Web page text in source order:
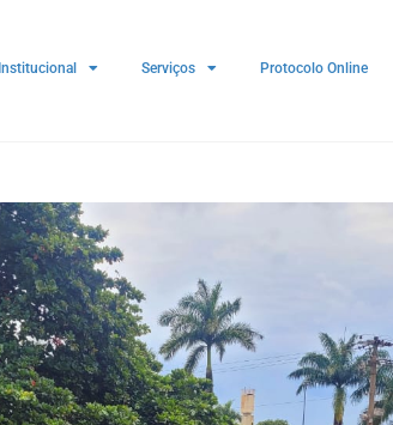
Institucional Serviços Protocolo Online